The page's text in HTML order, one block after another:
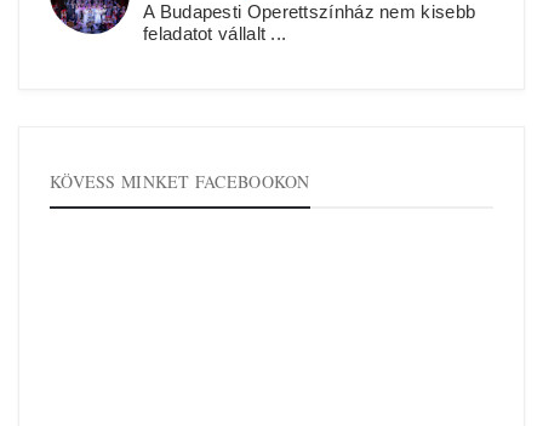
A Budapesti Operettszínház nem kisebb
feladatot vállalt ...
KÖVESS MINKET FACEBOOKON